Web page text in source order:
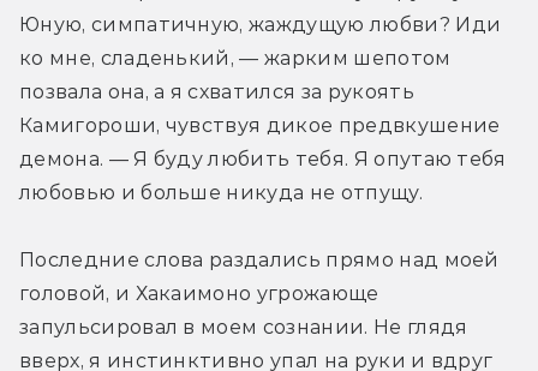
Юную, симпатичную, жаждущую любви? Иди
ко мне, сладенький, — жарким шепотом
позвала она, а я схватился за рукоять
Камигороши, чувствуя дикое предвкушение
демона. — Я буду любить тебя. Я опутаю тебя
любовью и больше никуда не отпущу.
Последние слова раздались прямо над моей
головой, и Хакаимоно угрожающе
запульсировал в моем сознании. Не глядя
вверх, я инстинктивно упал на руки и вдруг